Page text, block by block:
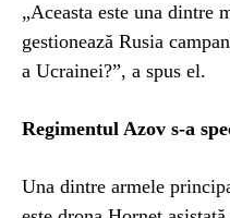
„Aceasta este una dintre
gestionează Rusia
a Ucrainei?”, a spus el.
Regimentul Azov s-a
Una dintre armele